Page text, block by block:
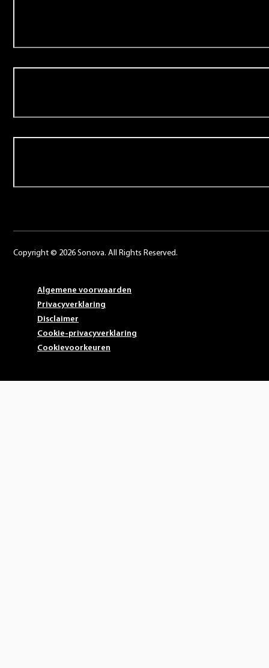
Copyright © 2026 Sonova. All Rights Reserved.
Algemene voorwaarden
Privacyverklaring
Disclaimer
Cookie-privacyverklaring
Cookievoorkeuren